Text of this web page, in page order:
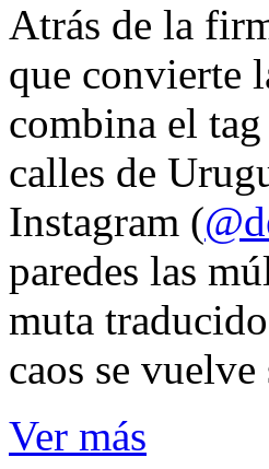
Atrás de la
que convierte
combina el
calles de
Instagram (
paredes las
muta
caos se vuelve
Ver más